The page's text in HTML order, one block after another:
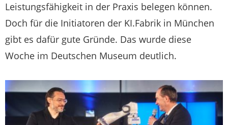
Leistungsfähigkeit in der Praxis belegen können.
Doch für die Initiatoren der KI.Fabrik in München
gibt es dafür gute Gründe. Das wurde diese
Woche im Deutschen Museum deutlich.